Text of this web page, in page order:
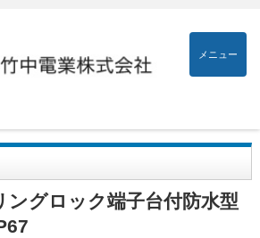
メニュー
ングロック端子台付防水型